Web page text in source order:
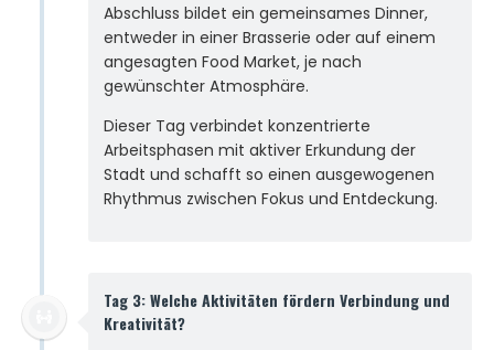
Abschluss bildet ein gemeinsames Dinner,
entweder in einer Brasserie oder auf einem
angesagten Food Market, je nach
gewünschter Atmosphäre.
Dieser Tag verbindet konzentrierte
Arbeitsphasen mit aktiver Erkundung der
Stadt und schafft so einen ausgewogenen
Rhythmus zwischen Fokus und Entdeckung.
Tag 3: Welche Aktivitäten fördern Verbindung und
Kreativität?